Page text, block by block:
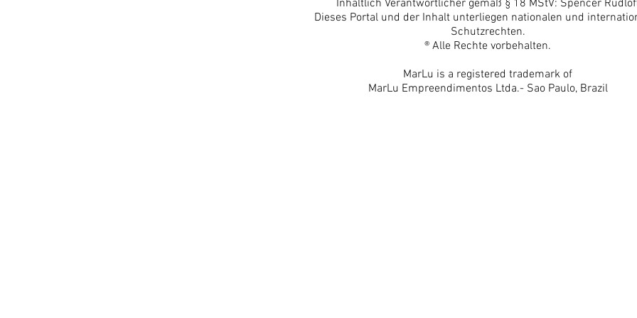
Inhaltlich Verantwortlicher gemäß § 18 MStV: Spencer
Dieses Portal und der Inhalt unterliegen nationalen und
Schutzrechten.
® Alle Rechte vorbehalten.
MarLu is a registered trademark of
MarLu Empreendimentos Ltda.- Sao Paulo, Brazil